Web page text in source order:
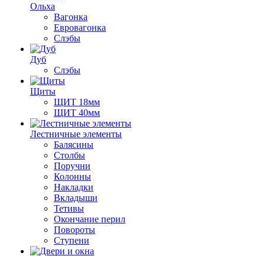
Ольха
Вагонка
Евровагонка
Слэбы
Дуб
Слэбы
Щиты
ЩИТ 18мм
ЩИТ 40мм
Лестничные элементы
Балясины
Столбы
Поручни
Колонны
Накладки
Вкладыши
Тетивы
Окончание перил
Повороты
Ступени